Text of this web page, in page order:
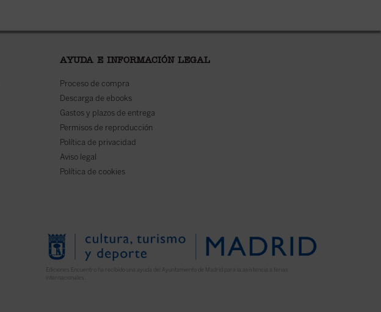
AYUDA E INFORMACIÓN LEGAL
Proceso de compra
Descarga de ebooks
Gastos y plazos de entrega
Permisos de reproducción
Política de privacidad
Aviso legal
Política de cookies
Ediciones Encuentro ha recibido una ayuda del Ayuntamiento de Madrid para la asistencia a ferias